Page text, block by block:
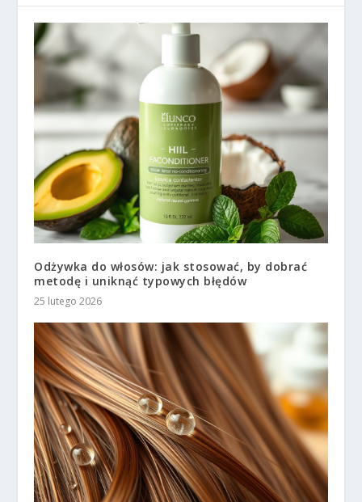
Odżywka do włosów: jak stosować, by dobrać
metodę i uniknąć typowych błędów
25 lutego 2026